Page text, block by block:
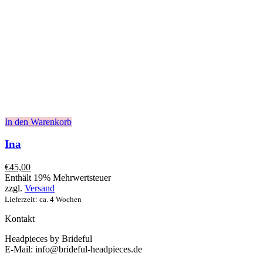
In den Warenkorb
Ina
€45,00
Enthält 19% Mehrwertsteuer
zzgl. Versand
Lieferzeit: ca. 4 Wochen
Kontakt
Headpieces by Brideful
E-Mail: info@brideful-headpieces.de